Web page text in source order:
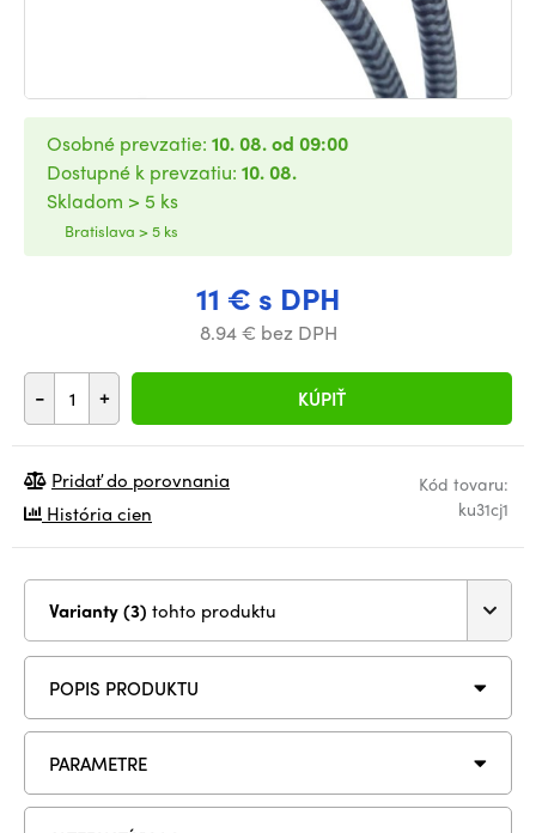
11 € s DPH
8.94 € bez DPH
- + KÚPIŤ
Osobné prevzatie: 10. 08. od 09:00
Dostupné k prevzatiu: 10. 08.
Skladom > 5 ks
Bratislava > 5 ks
Kód tovaru:
ku31cj1
Pridať do porovnania
História cien
Varianty (3) tohto produktu
POPIS PRODUKTU
PARAMETRE